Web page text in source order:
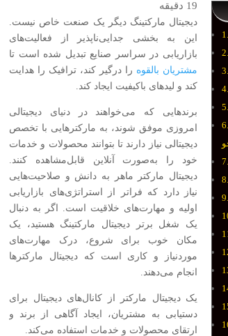
19 دقیقه
دیجیتال مارکتینگ دیگر یک صنعت خاص نیست.
این به بخشی جدایی‌ناپذیر از فعالیت‌های
بازاریابی در سراسر صنایع تبدیل شده است تا
مشتریان بالقوه را درگیر کند، ترافیک را هدایت
کند و لیدهای باکیفیت ایجاد کند.
برندهایی که می‌خواهند در دنیای دیجیتالی
امروزی موفق شوند، به مارکترهایی با تخصص
دیجیتالی نیاز دارند تا بتوانند محصولات و خدمات
خود را به‌صورت آنلاین قابل‌مشاهده کنند.
دیجیتال مارکتر ماهر به دانش و صلاحیت‌هایی
نیاز دارد که فراتر از استراتژی‌های بازاریابی
اولیه و مهارت‌های خلاقیت است. اگر به دنبال
یک شغل برتر دیجیتال مارکتینگ هستید، یک
مکان خوب برای شروع، درک مهارت‌های
موردنیاز و کاری است که دیجیتال مارکترها
انجام می‌دهند.
یک دیجیتال مارکتر از کانال‌های دیجیتال برای
دستیابی به مشتریان، ایجاد آگاهی از برند و
ارتقای محصولات و خدمات استفاده می‌کند.